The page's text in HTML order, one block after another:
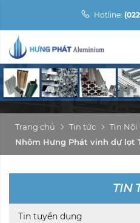
Hotline:
Trang chủ Tin tức
Tin Nội
Nhôm Hưng Phát vinh dự lọt
TIN
Tin tuyển dụng